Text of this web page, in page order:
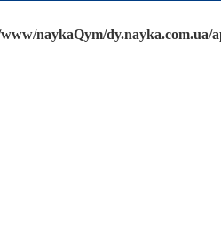
naykaQym/dy.nayka.com.ua/